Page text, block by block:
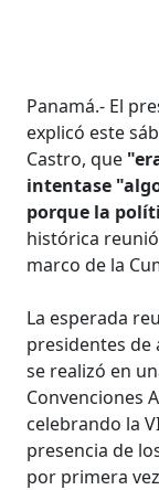
Panamá.- El
explicó este
Castro, que
intentase
porque la
histórica
marco de la
La esperada
presidentes de
se realizó en
Convenciones
celebrando la
presencia de
por primera